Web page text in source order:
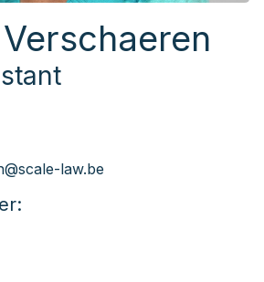
law.be